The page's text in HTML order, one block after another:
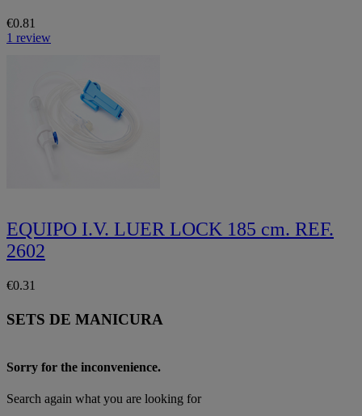
€0.81
1 review
EQUIPO I.V. LUER LOCK 185 cm. REF.
2602
€0.31
SETS DE MANICURA
Sorry for the inconvenience.
Search again what you are looking for